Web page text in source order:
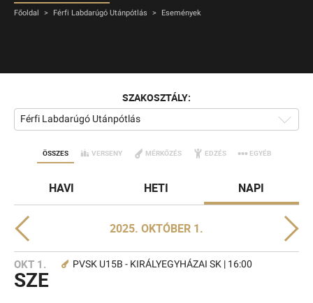
Főoldal > Férfi Labdarúgó Utánpótlás > Események
SZAKOSZTÁLY:
Férfi Labdarúgó Utánpótlás
ÖSSZES VERSENY MÉRKŐZÉS EDZÉS EGYÉB
HAVI HETI NAPI
2025. OKTÓBER 1.
OKT 1.
SZE
PVSK U15B - KIRÁLYEGYHÁZAI SK | 16:00